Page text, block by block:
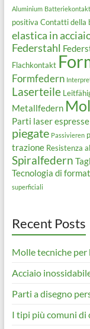
Aluminium Batteriekontakt
positiva Contatti della
elastica in
Federstahl
Flachkontakt
Formfedern
Laserteile
Metallfedern
Parti laser espresse
piegate Passivieren
trazione Resistenza
Spiralfedern
Tecnologia di
superficiali
Recent Posts
Molle tecniche per
Acciaio
Parti a disegno
I tipi più comuni di